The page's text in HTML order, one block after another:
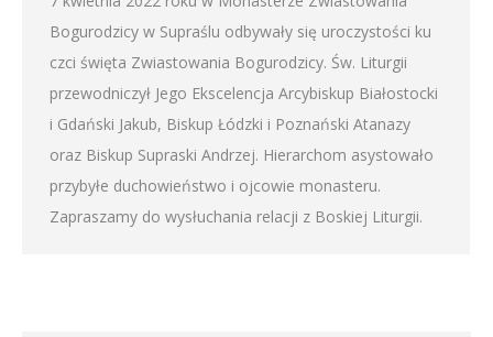
Bogurodzicy w Supraślu odbywały się uroczystości ku
czci święta Zwiastowania Bogurodzicy. Św. Liturgii
przewodniczył Jego Ekscelencja Arcybiskup Białostocki
i Gdański Jakub, Biskup Łódzki i Poznański Atanazy
oraz Biskup Supraski Andrzej. Hierarchom asystowało
przybyłe duchowieństwo i ojcowie monasteru.
Zapraszamy do wysłuchania relacji z Boskiej Liturgii.